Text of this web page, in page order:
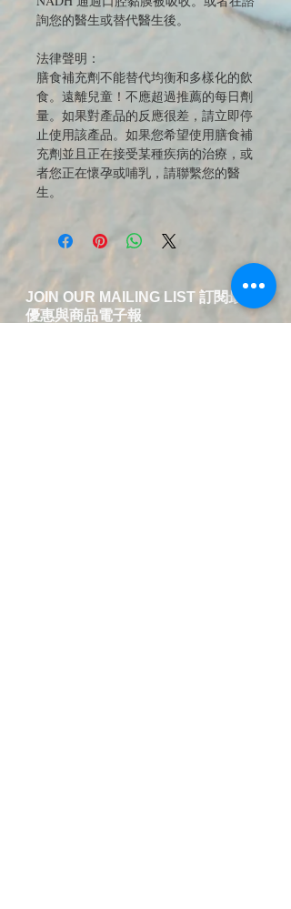
詢您的醫生或替代醫生後。
法律聲明：
膳食補充劑不能替代均衡和多樣化的飲
食。遠離兒童！不應超過推薦的每日劑
量。如果對產品的反應很差，請立即停
止使用該產品。如果您希望使用膳食補
充劑並且正在接受某種疾病的治療，或
者您正在懷孕或哺乳，請聯繫您的醫
生。
JOIN OUR MAILING LIST 訂閱最新
優惠與商品電子報